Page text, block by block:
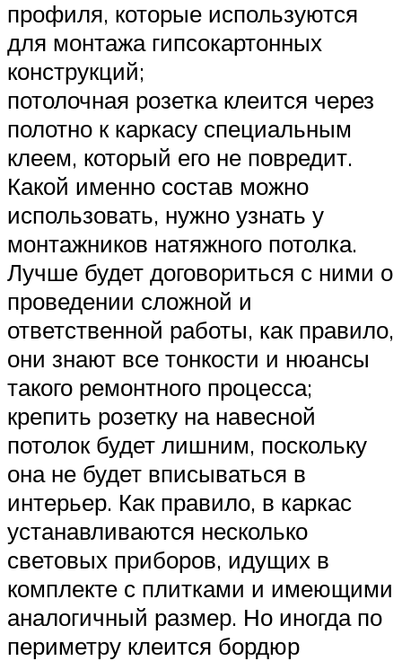
профиля, которые используются
для монтажа гипсокартонных
конструкций;
потолочная розетка клеится через
полотно к каркасу специальным
клеем, который его не повредит.
Какой именно состав можно
использовать, нужно узнать у
монтажников натяжного потолка.
Лучше будет договориться с ними о
проведении сложной и
ответственной работы, как правило,
они знают все тонкости и нюансы
такого ремонтного процесса;
крепить розетку на навесной
потолок будет лишним, поскольку
она не будет вписываться в
интерьер. Как правило, в каркас
устанавливаются несколько
световых приборов, идущих в
комплекте с плитками и имеющими
аналогичный размер. Но иногда по
периметру клеится бордюр